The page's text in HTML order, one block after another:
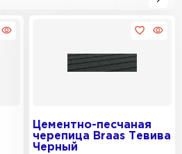
Цементно-песчаная
черепица Braas Тевива
Черный